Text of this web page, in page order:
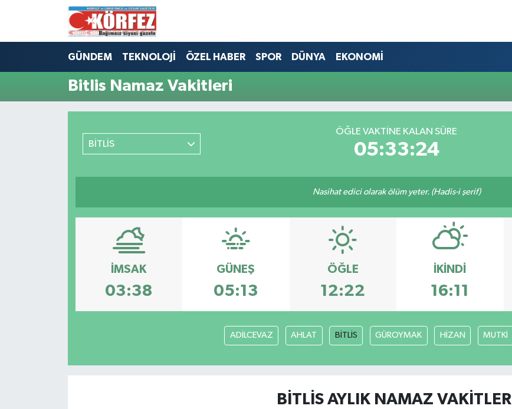
GÜNDEM TEKNOLOJİ ÖZEL HABER SPOR DÜNYA EKONOMİ
Bitlis Namaz Vakitleri
BİTLİS
ÖĞLE VAKTINE KALAN SÜRE
05:33:24
Nasihat edici olarak ölüm yeter. (Hadis-i şerif)
İMSAK
03:38
GÜNEŞ
05:13
ÖĞLE
12:22
İKINDI
16:11
ADİLCEVAZ AHLAT BİTLİS GÜROYMAK HİZAN MUTKİ
BİTLİS AYLIK NAMAZ VAKITLERI
Hava Durumu
Trafik Durumu
Süper Lig Puan Durumu ve Fikstür
Tüm Manşetler